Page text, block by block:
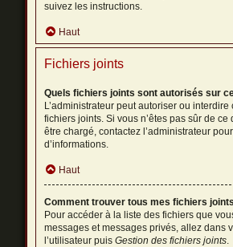
suivez les instructions.
Haut
Fichiers joints
Quels fichiers joints sont autorisés sur
L’administrateur peut autoriser ou interdire
fichiers joints. Si vous n’êtes pas sûr de ce
être chargé, contactez l’administrateur
d’informations.
Haut
Comment trouver tous mes fichiers
Pour accéder à la liste des fichiers que
messages et messages privés, allez dans
l’utilisateur puisGestion des fichiers joints.